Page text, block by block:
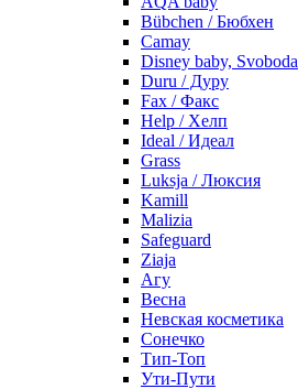
Bübchen / Бюбхен
Camay
Disney baby, Svoboda
Duru / Дуру
Fax / Факс
Help / Хелп
Ideal / Идеал
Grass
Luksja / Люксия
Kamill
Malizia
Safeguard
Ziaja
Агу
Весна
Невская косметика
Сонечко
Тип-Топ
Ути-Пути